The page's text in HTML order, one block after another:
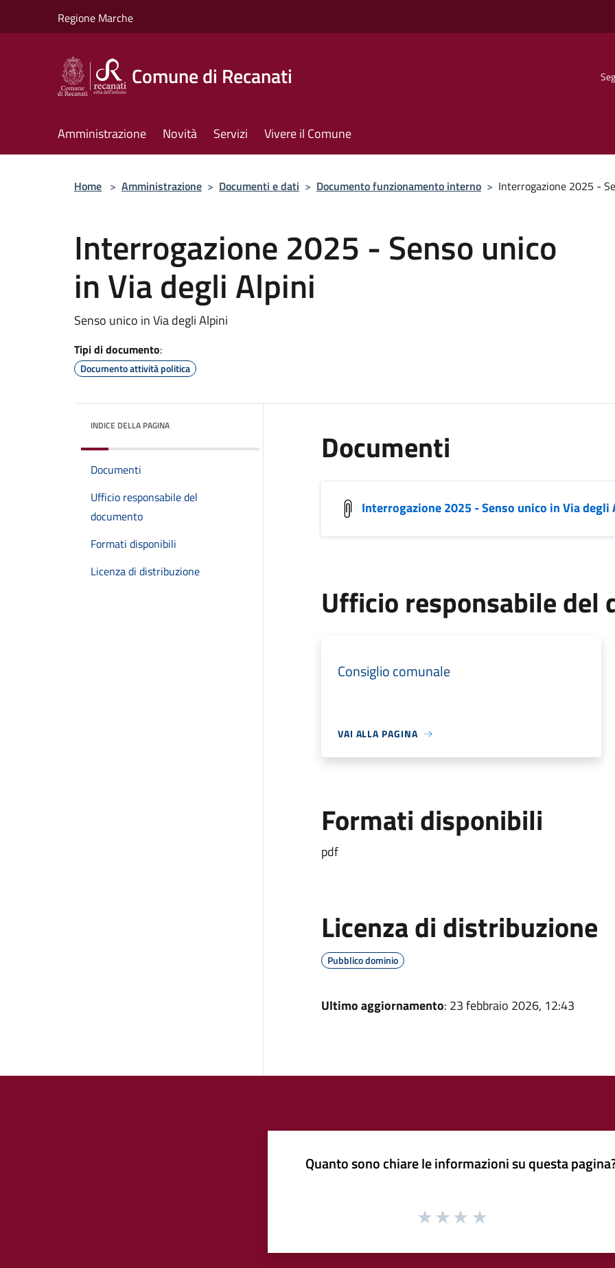
Regione Marche
Comune di Recanati
Amministrazione Novità Servizi Vivere il Comune
Home > Amministrazione > Documenti e dati > Documento funzionamento interno > Interrogazione 2025 -
Interrogazione 2025 - Senso unico
in Via degli Alpini
Senso unico in Via degli Alpini
Tipi di documento:
Documento attività politica
INDICE DELLA PAGINA
Documenti
Ufficio responsabile del
documento
Formati disponibili
Licenza di distribuzione
Documenti
Interrogazione 2025 - Senso unico in Via degli
Ufficio responsabile del
Consiglio comunale
VAI ALLA PAGINA
Formati disponibili
pdf
Licenza di distribuzione
Pubblico dominio
Ultimo aggiornamento: 23 febbraio 2026, 12:43
Quanto sono chiare le informazioni su questa